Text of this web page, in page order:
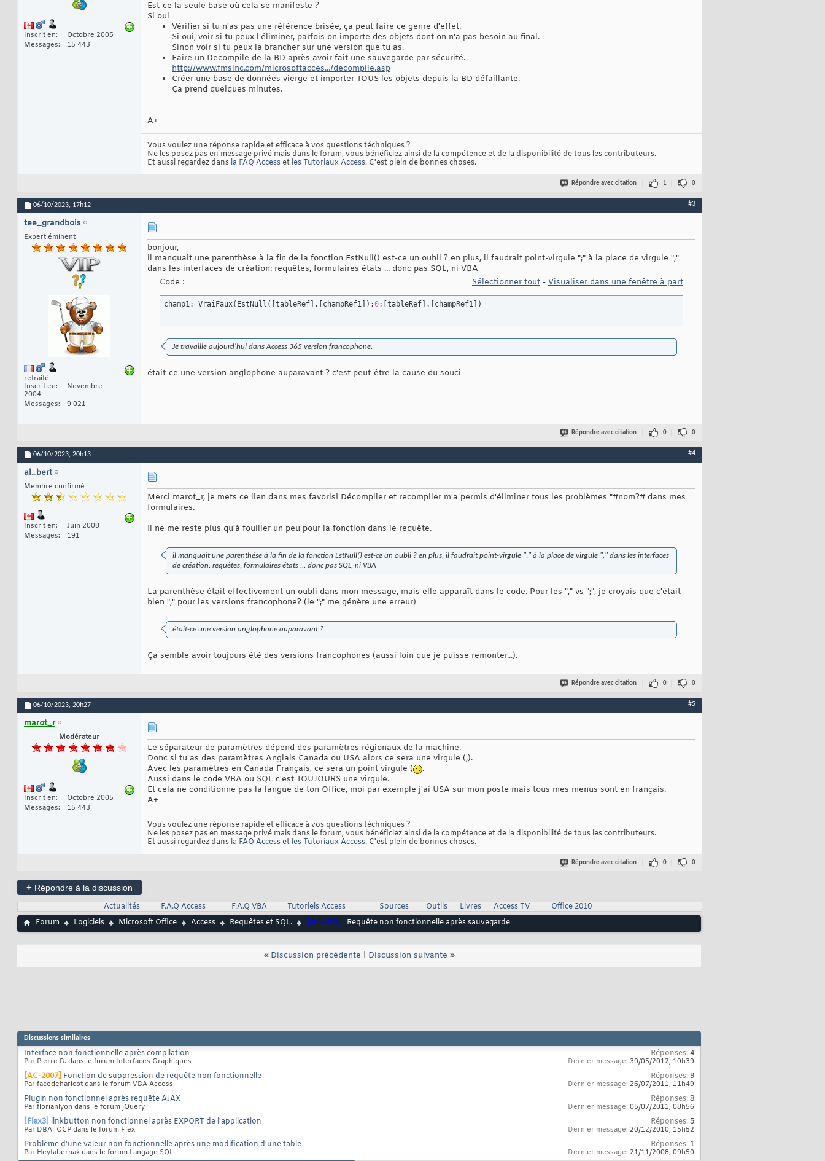
Inscrit en
Octobre 2005
Messages
15 443
Est-ce la seule base où cela se manifeste ?
Si oui
Vérifier si tu n'as pas une référence brisée, ça peut faire ce genre d'effet.
Si oui, voir si tu peux l'éliminer, parfois on importe des objets dont on n'a pas besoin au final.
Sinon voir si tu peux la brancher sur une version que tu as.
Faire un Decompile de la BD après avoir fait une sauvegarde par sécurité.
http://www.fmsinc.com/microsoftacces.../decompile.asp
Créer une base de données vierge et importer TOUS les objets depuis la BD défaillante.
Ça prend quelques minutes.
A+
Vous voulez une réponse rapide et efficace à vos questions téchniques ?
Ne les posez pas en message privé mais dans le forum, vous bénéficiez ainsi de la compétence et de la disponibilité de tous les contributeurs.
Et aussi regardez dans la FAQ Accesset les Tutoriaux Access. C'est plein de bonnes choses.
Répondre avec citation 1 0
06/10/2023, 17h12 #3
tee_grandbois
Expert éminent
retraité
Inscrit en
Novembre
2004
Messages
9 021
bonjour,
il manquait une parenthèse à la fin de la fonction EstNull() est-ce un oubli ? en plus, il faudrait point-virgule ";" à la place de virgule ","
dans les interfaces de création: requêtes, formulaires états ... donc pas SQL, ni VBA
Code :
Sélectionner tout - Visualiser dans une fenêtre à part
champ1: VraiFaux( EstNull ( tableRef . champRef1 ) ;0; tableRef . champRef1 )
Je travaille aujourd'hui dans Access 365 version francophone.
était-ce une version anglophone auparavant ? c'est peut-être la cause du souci
Répondre avec citation 0 0
06/10/2023, 20h13 #4
al_bert
Membre confirmé
Inscrit en
Juin 2008
Messages
191
Merci marot_r, je mets ce lien dans mes favoris! Décompiler et recompiler m'a permis d'éliminer tous les problèmes "#nom?# dans mes
formulaires.
Il ne me reste plus qu'à fouiller un peu pour la fonction dans le requête.
il manquait une parenthèse à la fin de la fonction EstNull() est-ce un oubli ? en plus, il faudrait point-virgule ";" à la place de virgule "," dans les interfaces
de création: requêtes, formulaires états ... donc pas SQL, ni VBA
La parenthèse était effectivement un oubli dans mon message, mais elle apparaît dans le code. Pour les "," vs ";", je croyais que c'était
bien "," pour les versions francophone? (le ";" me génère une erreur)
était-ce une version anglophone auparavant ?
Ça semble avoir toujours été des versions francophones (aussi loin que je puisse remonter...).
Répondre avec citation 0 0
06/10/2023, 20h27 #5
marot_r
Modérateur
Inscrit en
Octobre 2005
Messages
15 443
Le séparateur de paramètres dépend des paramètres régionaux de la machine.
Donc si tu as des paramètres Anglais Canada ou USA alors ce sera une virgule (,).
Avec les paramètres en Canada Français, ce sera un point virgule (
.
Aussi dans le code VBA ou SQL c'est TOUJOURS une virgule.
Et cela ne conditionne pas la langue de ton Office, moi par exemple j'ai USA sur mon poste mais tous mes menus sont en français.
A+
Vous voulez une réponse rapide et efficace à vos questions téchniques ?
Ne les posez pas en message privé mais dans le forum, vous bénéficiez ainsi de la compétence et de la disponibilité de tous les contributeurs.
Et aussi regardez dans la FAQ Accesset les Tutoriaux Access. C'est plein de bonnes choses.
Répondre avec citation 0 0
+ Répondre à la discussion
Actualités
F.A.Q Access F.A.Q VBA Tutoriels Access Sources Outils Livres Access TV
Office 2010
Forum
Logiciels Microsoft Office Access Requêtes et SQL. [AC-365] Requête non fonctionnelle après sauvegarde
« Discussion précédente Discussion suivante »
Discussions similaires
Interface non fonctionnelle après compilation
Par Pierre B. dans le forum Interfaces Graphiques
Réponses:4
Dernier message: 30/05/2012, 10h39
[AC-2007] Fonction de suppression de requête non fonctionnelle
Par facedeharicot dans le forum VBA Access
Réponses:9
Dernier message: 26/07/2011, 11h49
Plugin non fonctionnel après requête AJAX
Par florianlyon dans le forum jQuery
Réponses:8
Dernier message: 05/07/2011, 08h56
[Flex3] linkbutton non fonctionnel après EXPORT de l'application
Par DBA_OCP dans le forum Flex
Réponses: 5
Dernier message: 20/12/2010, 15h52
Problème d'une valeur non fonctionnelle après une modification d'une table
Par Heytabernak dans le forum Langage SQL
Réponses: 1
Dernier message: 21/11/2008, 09h50